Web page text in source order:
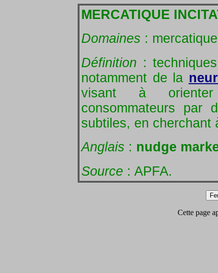
MERCATIQUE
Domaines :
Définition :
notamment de la
visant à
consommateurs par
subtiles, en cherchant
Anglais : nudge
Source : APFA.
Cette page